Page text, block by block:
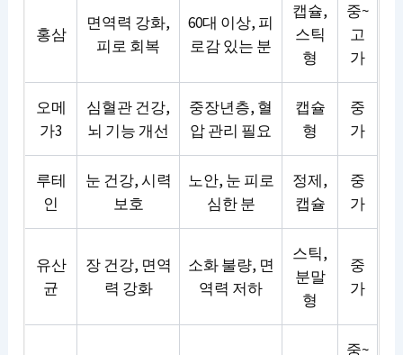
홍삼
면역력 강화,
피로 회복
60대 이상, 피
로감 있는 분
캡슐,
스틱
형
중~
고
가
오메
가3
심혈관 건강,
뇌 기능 개선
중장년층, 혈
압 관리 필요
캡슐
형
중
가
루테
인
눈 건강, 시력
보호
노안, 눈 피로
심한 분
정제,
캡슐
중
가
유산
균
장 건강, 면역
력 강화
소화 불량, 면
역력 저하
스틱,
분말
형
중
가
중~